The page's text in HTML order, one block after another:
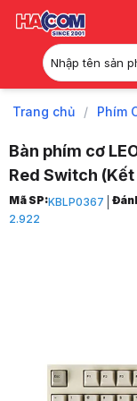
Nhập tên sản
Trang chủ / Phím
Bàn phím cơ
Red Switch (Kết
Trang chủ
1
Bàn phím cơ
Mã SP:KBLP0367
2.922